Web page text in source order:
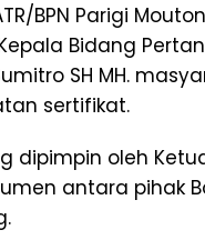
BPN Parigi
Bidang
SH MH.
sertifikat.
dipimpin oleh
antara pihak